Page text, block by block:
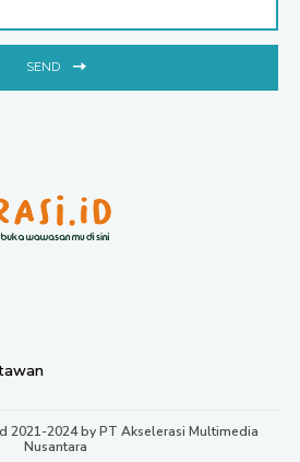
SEND
2021-2024 by PT Akselerasi Multimedia
Nusantara